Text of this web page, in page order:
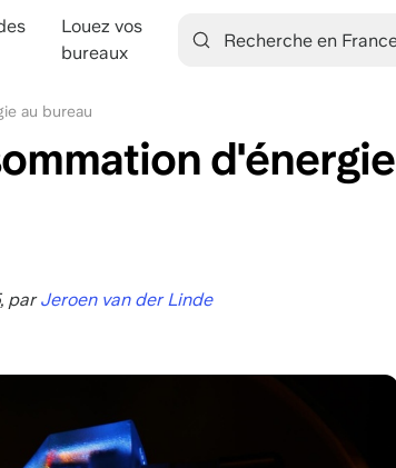
Louez vos
bureaux
au bureau
d'énergie
parJeroen van der Linde